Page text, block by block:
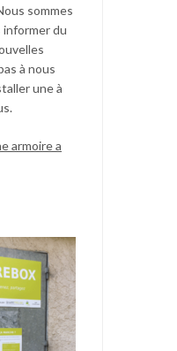
sommes
du
à nous
une à
armoire a